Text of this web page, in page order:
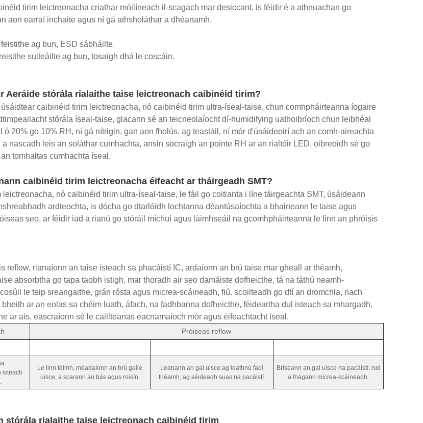
tirim leictreonacha criathar móilíneach il-scagach mar desiccant, is féidir é a athnuachan go
aon earraí inchaite agus ní gá athsholáthar a dhéanamh.
ag bun, ESD sábháilte.
suiteáilte ag bun, tosaigh dhá le coscáin.
Aeráide stórála rialaithe taise leictreonach caibinéid tirim?
caibinéid tirim leictreonacha, nó caibinéid tirim ultra-íseal-taise, chun comhpháirteanna íogaire
stórála íseal-taise, glacann sé an teicneolaíocht dí-humidifying uathoibríoch chun leibhéal
ó 20% go 10% RH, ní gá nítrigin, gan aon fholús. ag teastáil, ní mór d'úsáideoirí ach an comh-aireachta
nascadh leis an soláthar cumhachta, ansin socraigh an pointe RH ar an rialtóir LED, oibreoidh sé go
tomhaltas cumhachta íseal.
caibinéid tirim leictreonacha éifeacht ar tháirgeadh SMT?
nó caibinéid tirim ultra-íseal-taise, le fáil go coitianta i líne táirgeachta SMT, úsáideann
ardteochta, is dócha go dtarlóidh lochtanna déantúsaíochta a bhaineann le taise agus
seo, ar féidir iad a rianú go stóráil míchuí agus láimhseáil na gcomhpháirteanna le linn an phróisis
reflow, rianaíonn an taise isteach sa phacáistí IC, ardaíonn an brú taise mar gheall ar théamh,
absorbtha go tapa taobh istigh, mar thoradh air seo damáiste dofheicthe, tá na táthú neamh-
le teip sreangaithe, grán rósta agus micrea-scáineadh, fiú. scoilteadh go dtí an dromchla, nach
ar an eolas sa chéim luath, áfach, na fadhbanna dofheicthe, féideartha dul isteach sa mhargadh,
ar ais, eascraíonn sé le caillteanas eacnamaíoch mór agus éifeachtacht íseal.
Próiseas reflow
isteach
Le linn téimh, méadaíonn an brú gaile
uisce, a scarann ​​an bás agus roisín.
Leanann an gal uisce ag leathnú faoi
théamh, ag séideadh suas na pacáistí.
Briseann an gal uisce na pacáistí, rud
a fhágann micrea-scáineadh.
stórála rialaithe taise leictreonach caibinéid tirim